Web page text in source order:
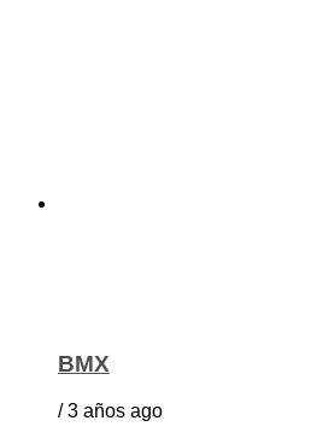
BMX
/ 3 años ago